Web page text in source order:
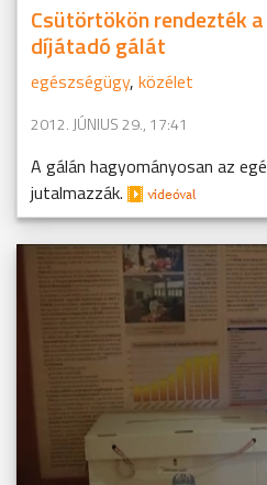
Csütörtökön rendezték
díjátadó gálát
egészségügy, közélet
2012. JÚNIUS 29., 17:41
A gálán hagyományosan az
jutalmazzák.